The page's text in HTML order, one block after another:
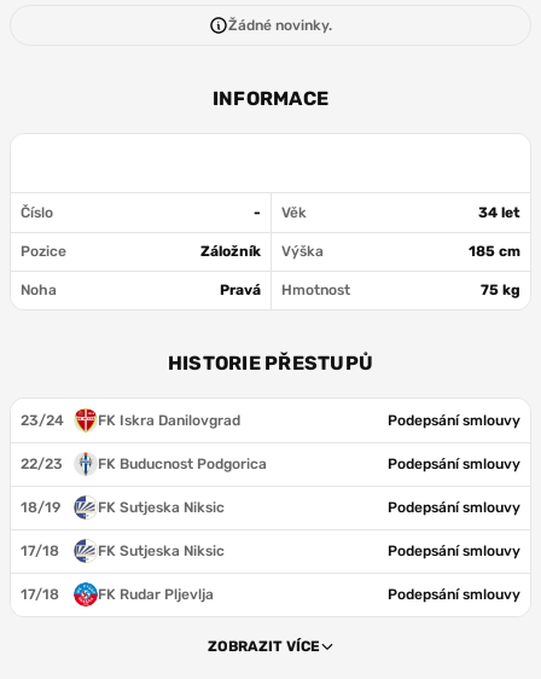
Žádné novinky.
INFORMACE
Číslo - Věk 34 let
Pozice Záložník Výška 185 cm
Noha Pravá Hmotnost 75 kg
HISTORIE PŘESTUPŮ
23/24 FK Iskra Danilovgrad Podepsání smlouvy
22/23 FK Buducnost Podgorica Podepsání smlouvy
18/19 FK Sutjeska Niksic Podepsání smlouvy
17/18 FK Sutjeska Niksic Podepsání smlouvy
17/18 FK Rudar Pljevlja Podepsání smlouvy
ZOBRAZIT VÍCE